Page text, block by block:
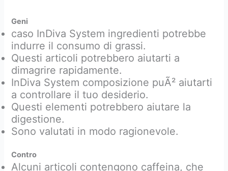
Geni
caso InDiva System ingredienti potrebbe
indurre il consumo di grassi.
Questi articoli potrebbero aiutarti a
dimagrire rapidamente.
InDiva System composizione puÃ² aiutarti
a controllare il tuo desiderio.
Questi elementi potrebbero aiutare la
digestione.
Sono valutati in modo ragionevole.
Contro
Alcuni articoli contengono caffeina, che